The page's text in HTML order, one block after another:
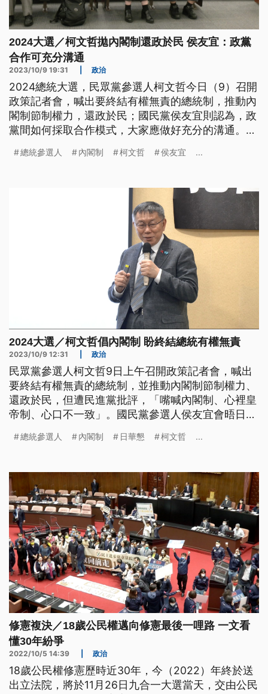
2024大選／柯文哲拋內閣制還政於民 侯友宜：政黨
合作可充分溝通
2023/10/9 19:31 政治
2024總統大選，民眾黨參選人柯文哲今日（9）召開
政策記者會，喊出要終結有權無責的總統制，推動內
閣制節制權力，還政於民；國民黨侯友宜則認為，政
黨間如何採取合作模式，大家應做好充分的溝通。至
能做不能說，並強調團結是勝選唯一方程式。
總統參選人 內閣制 柯文哲 侯友宜 ...
2024大選／柯文哲倡內閣制 盼終結總統有權無責
2023/10/9 12:31 政治
民眾黨參選人柯文哲9日上午召開政策記者會，喊出
要終結有權無責的總統制，並推動內閣制節制權力、
還政於民，但遭民進黨批評，「嘴喊內閣制、心裡皇
帝制、心口不一致」。國民黨參選人侯友宜會晤日華
總統參選人 內閣制 日華懇 柯文哲 ...
修憲複決／18歲公民權邁向修憲最後一哩路 一文看
懂30年紛爭
2022/10/5 14:39 政治
18歲公民權修憲歷時近30年，今（2022）年終於送
出立法院，將於11月26日九合一大選當天，交由公民